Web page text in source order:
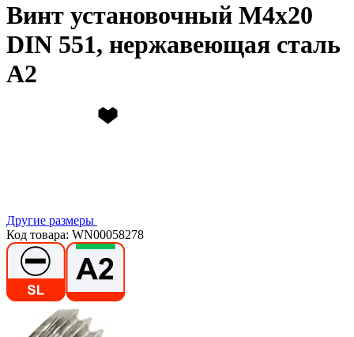
Винт установочный М4х20
DIN 551, нержавеющая сталь
А2
Другие размеры
Код товара: WN00058278